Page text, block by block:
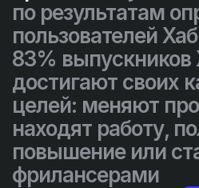
по результатам
пользователей
83% выпускников
достигают своих
целей: меняют
находят работу,
повышение или
фрилансерами